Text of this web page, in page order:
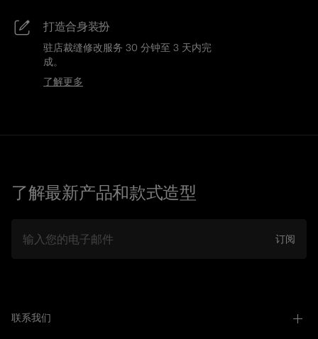
打造合身装扮
驻店裁缝修改服务 30 分钟至 3 天内完
成。
了解更多
了解最新产品和款式造型
订阅
联系我们